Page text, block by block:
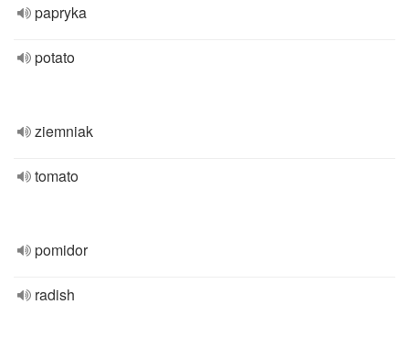
papryka
potato
ziemniak
tomato
pomidor
radish